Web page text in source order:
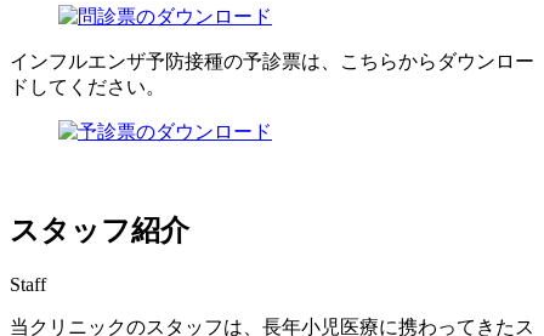
インフルエンザ予防接種の予診票は、こちらからダウンロー
ドしてください。
スタッフ紹介
Staff
当クリニックのスタッフは、長年小児医療に携わってきたス